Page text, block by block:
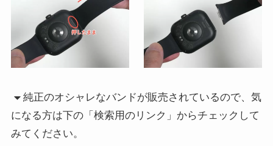
純正のオシャレなバンドが販売されているので、気
になる方は下の「検索用のリンク」からチェックして
みてください。